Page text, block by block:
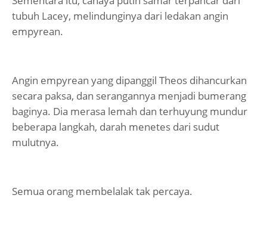
tubuh Lacey, melindunginya dari ledakan angin
empyrean.
Angin empyrean yang dipanggil Theos dihancurkan
secara paksa, dan serangannya menjadi bumerang
baginya. Dia merasa lemah dan terhuyung mundur
beberapa langkah, darah menetes dari sudut
mulutnya.
Semua orang membelalak tak percaya.